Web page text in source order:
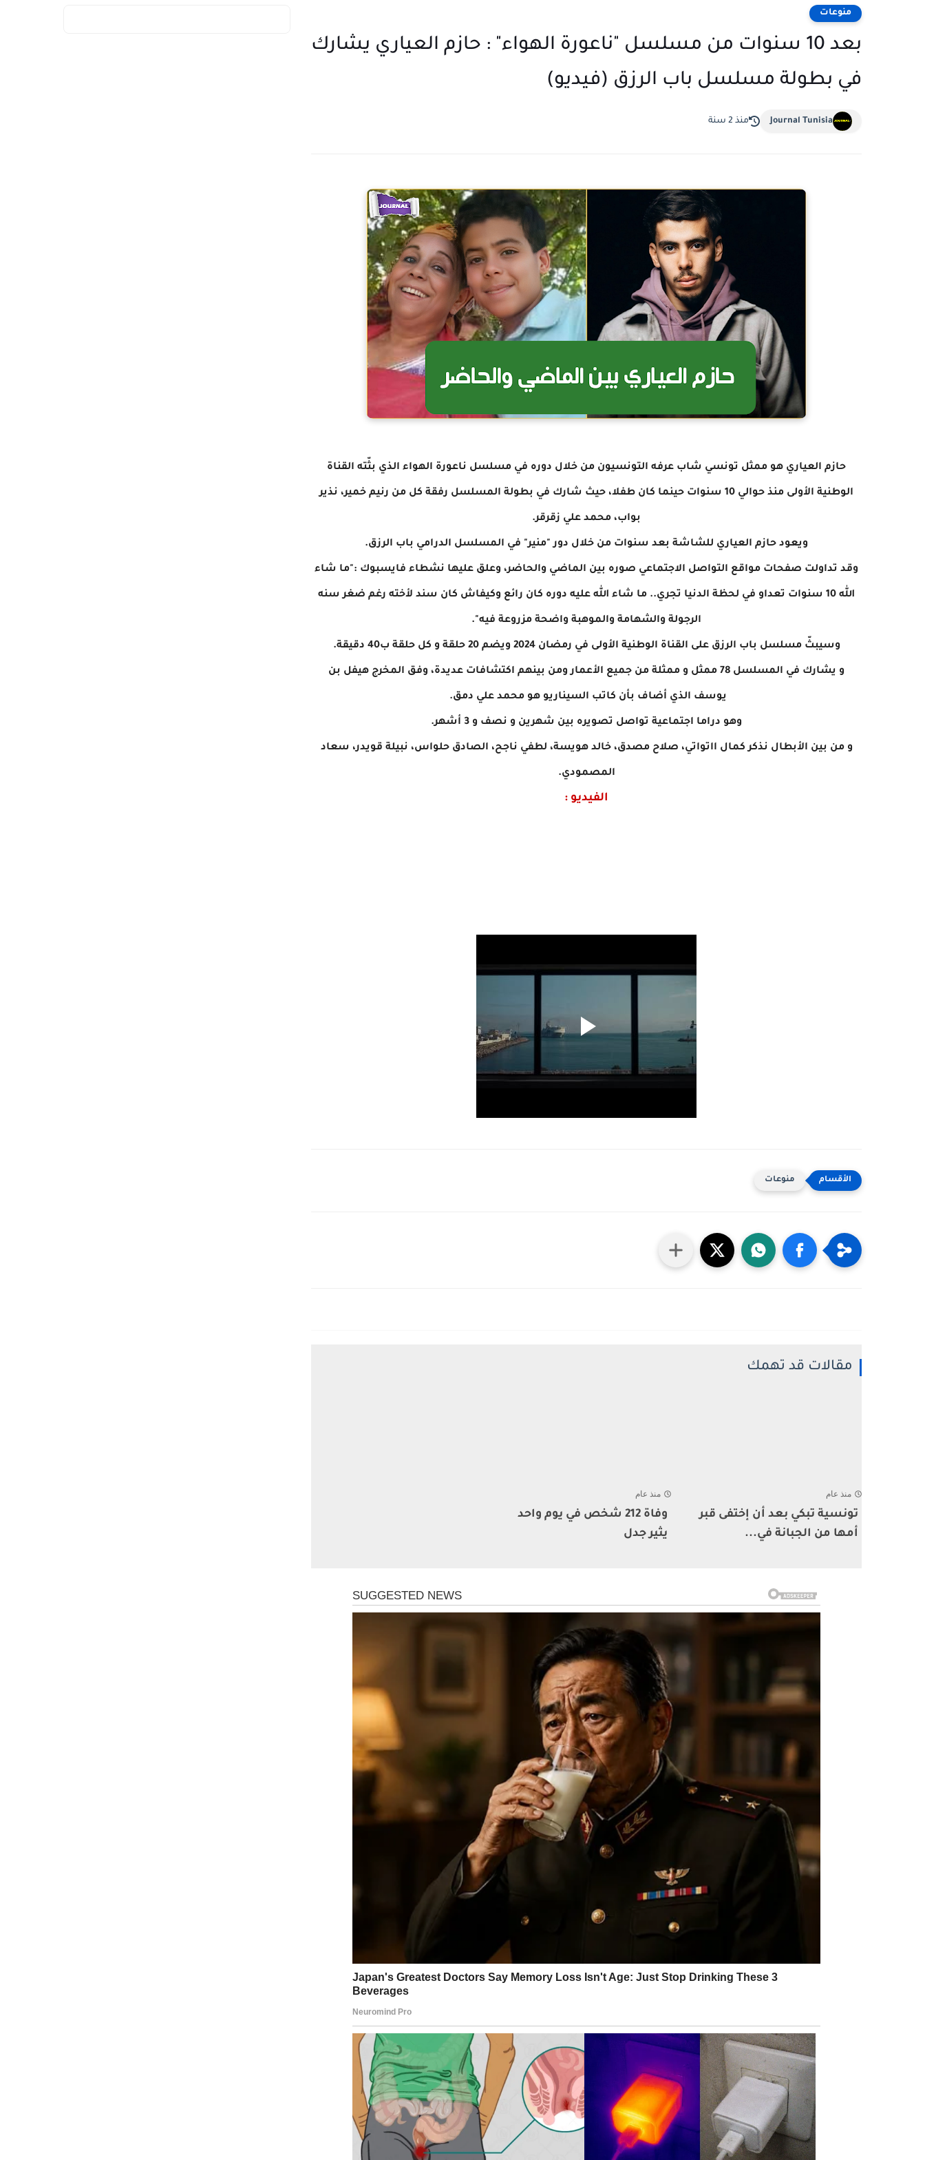
منوعات
بعد 10 سنوات من مسلسل "ناعورة الهواء" : حازم العياري يشارك
في بطولة مسلسل باب الرزق (فيديو)
Journal Tunisia منذ 2 سنة
حازم العياري هو ممثل تونسي شاب عرفه التونسيون من خلال دوره في مسلسل ناعورة الهواء الذي بثّته القناة
الوطنية الأولى منذ حوالي 10 سنوات حينما كان طفلا، حيث شارك في بطولة المسلسل رفقة كل من رنيم خمير، نذير
بواب، محمد علي زقرقر.
ويعود حازم العياري للشاشة بعد سنوات من خلال دور "منير" في المسلسل الدرامي باب الرزق.
وقد تداولت صفحات مواقع التواصل الاجتماعي صوره بين الماضي والحاضر، وعلق عليها نشطاء فايسبوك :"ما شاء
الله 10 سنوات تعداو في لحظة الدنيا تجري.. ما شاء الله عليه دوره كان رائع وكيفاش كان سند لأخته رغم ضغر سنه
الرجولة والشهامة والموهبة واضحة مزروعة فيه".
وسيبثّ مسلسل باب الرزق على القناة الوطنية الأولى في رمضان 2024 ويضم 20 حلقة و كل حلقة ب40 دقيقة.
و يشارك في المسلسل 78 ممثل و ممثلة من جميع الأعمار ومن بينهم اكتشافات عديدة، وفق المخرج هيفل بن
يوسف الذي أضاف بأن كاتب السيناريو هو محمد علي دمق.
وهو دراما اجتماعية تواصل تصويره بين شهرين و نصف و 3 أشهر.
و من بين الأبطال نذكر كمال ااتواتي، صلاح مصدق، خالد هويسة، لطفي ناجح، الصادق حلواس، نبيلة قويدر، سعاد
المصمودي.
الفيديو :
منوعات
مقالات قد تهمك
منذ عام
تونسية تبكي بعد أن إختفى قبر
أمها من الجبانة في...
منذ عام
وفاة 212 شخص في يوم واحد
يثير جدل